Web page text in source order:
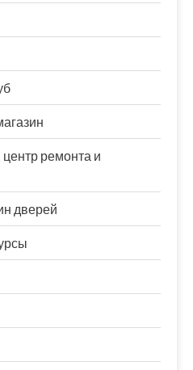
ремонта и
дверей